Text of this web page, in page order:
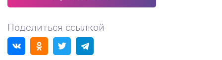
Поделиться ссылкой